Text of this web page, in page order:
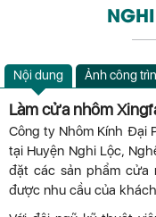
Nội dung Ảnh công
Làm cửa nhôm
Công ty Nhôm Kính Đại
tại Huyện Nghi Lộc,
đặt các sản phẩm cửa
được nhu cầu của